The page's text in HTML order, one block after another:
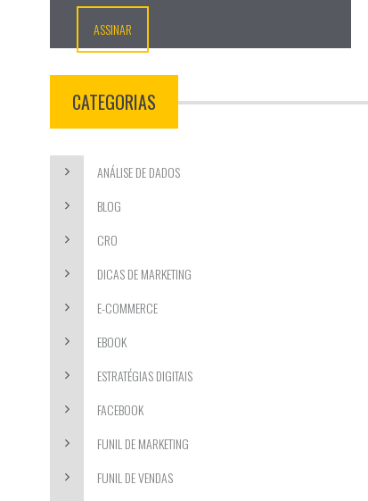
CATEGORIAS
ANÁLISE DE DADOS
BLOG
CRO
DICAS DE MARKETING
E-COMMERCE
EBOOK
ESTRATÉGIAS DIGITAIS
FACEBOOK
FUNIL DE MARKETING
FUNIL DE VENDAS